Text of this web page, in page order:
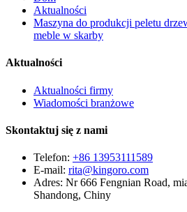
Aktualności
Maszyna do produkcji peletu
meble w skarby
Aktualności
Aktualności firmy
Wiadomości branżowe
Skontaktuj się z nami
Telefon: +86 13953111589
E-mail: rita@kingoro.com
Adres: Nr 666 Fengnian Road,
Shandong, Chiny